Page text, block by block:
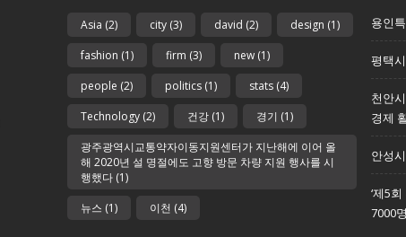
Asia (2) city (3) david (2) design (1)
fashion (1) firm (3) new (1)
people (2) politics (1) stats (4)
Technology (2) 건강 (1) 경기 (1)
광주광역시교통약자이동지원센터가 지난해에 이어 올
해 2020년 설 명절에도 고향 방문 차량 지원 행사를 시
행했다 (1)
뉴스 (1) 이천 (4)
용인
평택
천안
경제
안성
‘제5
7000